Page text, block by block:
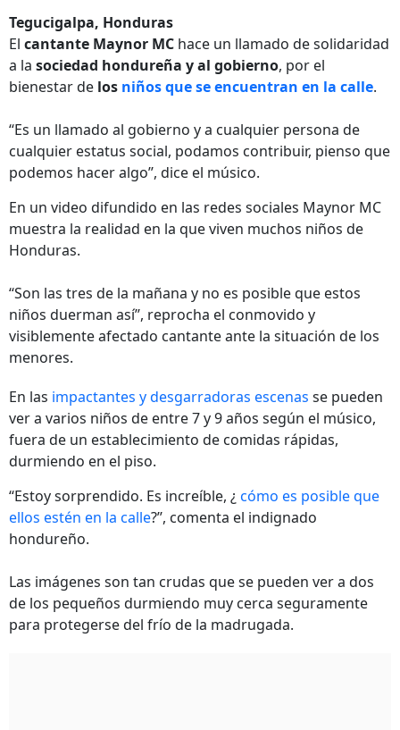
Tegucigalpa, Honduras
El cantante Maynor MC hace un llamado de solidaridad
a la sociedad hondureña y al gobierno, por el
bienestar de los niños que se encuentran en la calle.
‘‘Es un llamado al gobierno y a cualquier persona de
cualquier estatus social, podamos contribuir, pienso que
podemos hacer algo’’, dice el músico.
En un video difundido en las redes sociales Maynor MC
muestra la realidad en la que viven muchos niños de
Honduras.
‘‘Son las tres de la mañana y no es posible que estos
niños duerman así’’, reprocha el conmovido y
visiblemente afectado cantante ante la situación de los
menores.
En las impactantes y desgarradoras escenas se pueden
ver a varios niños de entre 7 y 9 años según el músico,
fuera de un establecimiento de comidas rápidas,
durmiendo en el piso.
‘‘Estoy sorprendido. Es increíble, ¿ cómo es posible que
ellos estén en la calle?’’, comenta el indignado
hondureño.
Las imágenes son tan crudas que se pueden ver a dos
de los pequeños durmiendo muy cerca seguramente
para protegerse del frío de la madrugada.